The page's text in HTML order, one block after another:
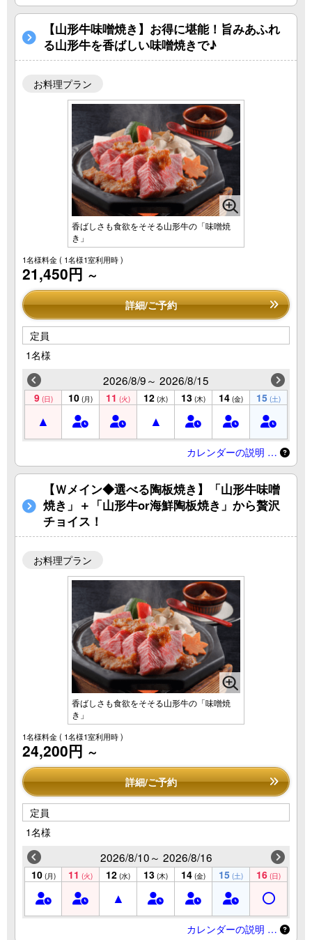
【山形牛味噌焼き】お得に堪能！旨みあふれ
る山形牛を香ばしい味噌焼きで♪
お料理プラン
香ばしさも食欲をそそる山形牛の「味噌焼
き」
1名様料金( 1名様1室利用時 )
21,450円 ～
詳細/ご予約
定員
1名様
2026/8/9～ 2026/8/15
9 (日) 10 (月) 11 (火) 12 (水) 13 (木) 14 (金) 15 (土)
カレンダーの説明 …
【Ｗメイン◆選べる陶板焼き】「山形牛味噌
焼き」＋「山形牛or海鮮陶板焼き」から贅沢
チョイス！
お料理プラン
香ばしさも食欲をそそる山形牛の「味噌焼
き」
1名様料金( 1名様1室利用時 )
24,200円 ～
詳細/ご予約
定員
1名様
2026/8/10～ 2026/8/16
10 (月) 11 (火) 12 (水) 13 (木) 14 (金) 15 (土) 16 (日)
カレンダーの説明 …